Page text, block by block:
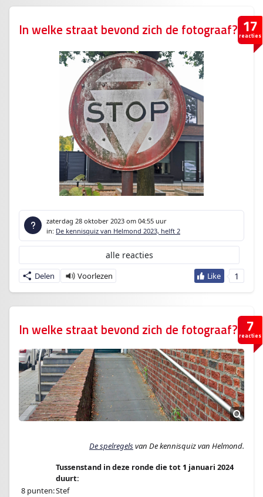
17
reacties
In welke straat bevond zich de fotograaf?
zaterdag 28 oktober 2023 om 04:55 uur
in: De kennisquiz van Helmond 2023, helft 2
1
Delen
alle reacties
7
reacties
In welke straat bevond zich de fotograaf?
De spelregelsvan De kennisquiz van Helmond.­
Tussenstand in deze ronde die tot 1 januari 2024
duurt:
8 punten:Stef